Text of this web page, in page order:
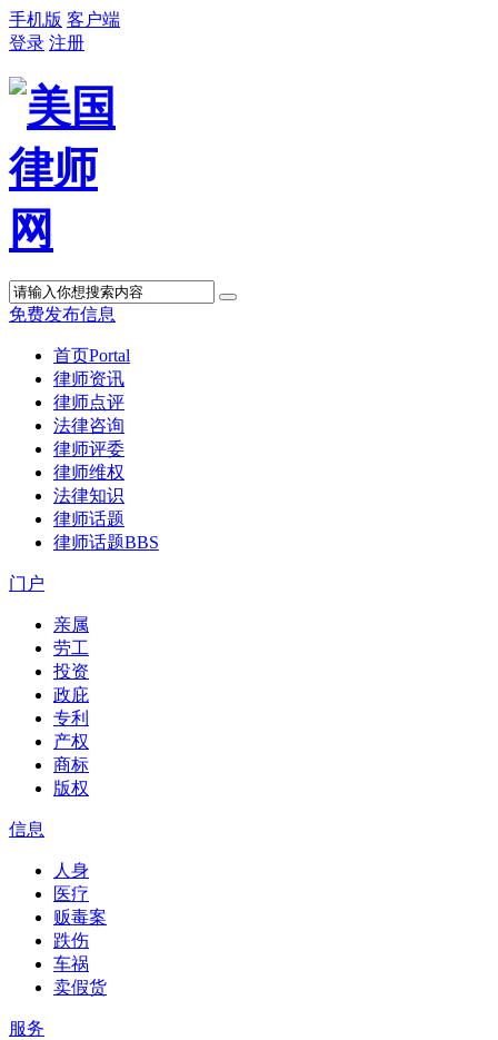
手机版 客户端
登录 注册
免费发布信息
首页Portal
律师资讯
律师点评
法律咨询
律师评委
律师维权
法律知识
律师话题
律师话题BBS
门户
亲属
劳工
投资
政庇
专利
产权
商标
版权
信息
人身
医疗
贩毒案
跌伤
车祸
卖假货
服务